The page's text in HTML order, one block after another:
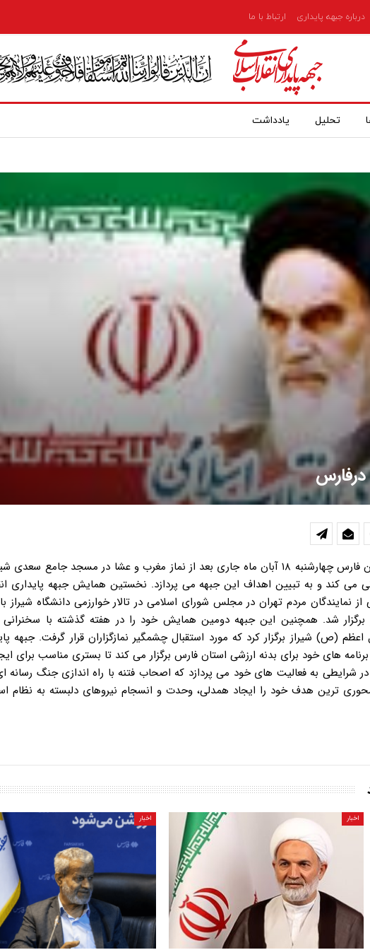
درباره جبهه پایداری ارتباط با ما
تحلیل یادداشت
سومین همایش جبهه پایداری انقلاب اسلامی استان فارس چهارشنبه ۱۸ آبان ماه جاری بعد از نماز مغرب و عشا در مسجد
می کند و به تبیین اهداف این جبهه می پردازد. نخستین همایش جبهه پایداری
نمایندگان مردم تهران در مجلس شورای اسلامی در تالار خوارزمی دانشگاه
برگزار شد. همچنین این جبهه دومین همایش خود را در هفته گذشته با
(ص) شیراز برگزار کرد که مورد استقبال چشمگیر نمازگزاران قرار گرفت. جبهه
های خود برای بدنه ارزشی استان فارس برگزار می کند تا بستری مناسب برای
شرایطی به فعالیت های خود می پردازد که اصحاب فتنه با راه اندازی جنگ رسانه
ترین هدف خود را ایجاد همدلی، وحدت و انسجام نیروهای دلبسته به نظام
اخبار اخبار